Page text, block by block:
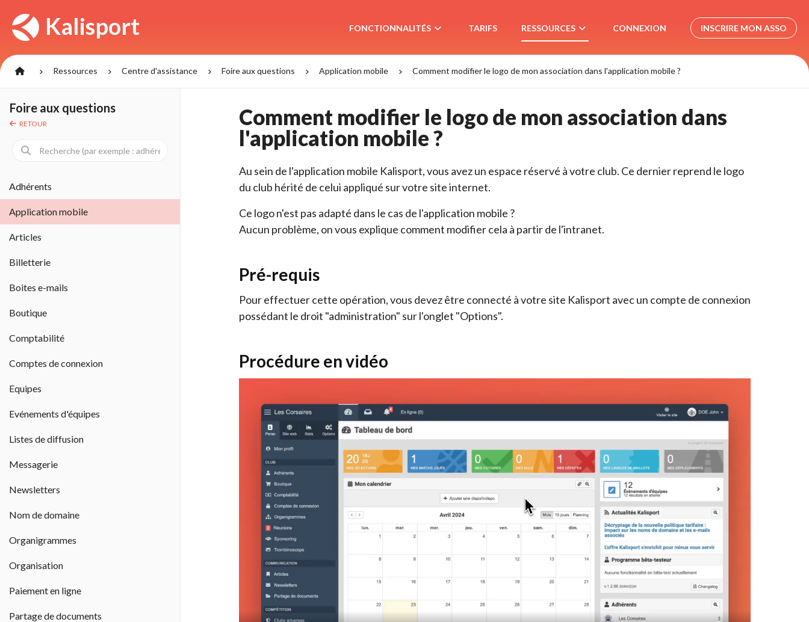
Kalisport FONCTIONNALITÉS TARIFS RESSOURCES CONNEXION INSCRIRE MON ASSO
Ressources Centre d'assistance Foire aux questions Application mobile Comment modifier le logo de mon association dans l'application mobile ?
Comment modifier le logo de mon association dans
l'application mobile ?
Au sein de l'application mobile Kalisport, vous avez un espace réservé à votre club. Ce dernier reprend le logo
du club hérité de celui appliqué sur votre site internet.
Ce logo n'est pas adapté dans le cas de l'application mobile ?
Aucun problème, on vous explique comment modifier cela à partir de l'intranet.
Pré-requis
Pour effectuer cette opération, vous devez être connecté à votre site Kalisport avec un compte de connexion
possédant le droit "administration" sur l'onglet "Options".
Procédure en vidéo
Foire aux questions
RETOUR
Adhérents
Application mobile
Articles
Billetterie
Boites e-mails
Boutique
Comptabilité
Comptes de connexion
Equipes
Evénements d'équipes
Listes de diffusion
Messagerie
Newsletters
Nom de domaine
Organigrammes
Organisation
Paiement en ligne
Partage de documents